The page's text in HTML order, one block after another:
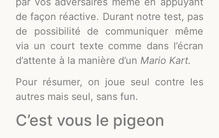
de façon réactive. Durant notre test, pas
de possibilité de communiquer même
via un court texte comme dans l’écran
d’attente à la manière d’un Mario Kart.
Pour résumer, on joue seul contre les
autres mais seul, sans fun.
C’est vous le pigeon